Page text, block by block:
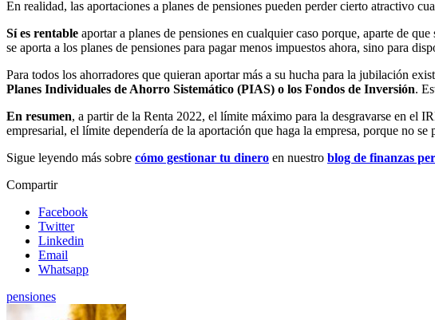
En realidad, las aportaciones a planes de pensiones pueden perder cierto atractivo
Sí es rentable aportar a planes de pensiones en cualquier caso porque, aparte de
se aporta a los planes de pensiones para pagar menos impuestos ahora, sino para
Para todos los ahorradores que quieran aportar más a su hucha para la jubilación
Planes Individuales de Ahorro Sistemático (PIAS) o los Fondos de Inversión.
En resumen, a partir de la Renta 2022, el límite máximo para la desgravarse en el
empresarial, el límite dependería de la aportación que haga la empresa, porque no se
Sigue leyendo más sobre cómo gestionar tu dinero en nuestro blog de finanzas
Compartir
Facebook
Twitter
Linkedin
Email
Whatsapp
pensiones